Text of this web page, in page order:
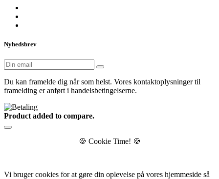
Nyhedsbrev
Du kan framelde dig når som helst. Vores kontaktoplysninger til
framelding er anført i handelsbetingelserne.
Product added to compare.
🍪 Cookie Time! 🍪
Vi bruger cookies for at gøre din oplevelse på vores hjemmeside så